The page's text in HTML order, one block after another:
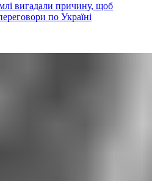
вигадали причину, щоб
по Україні